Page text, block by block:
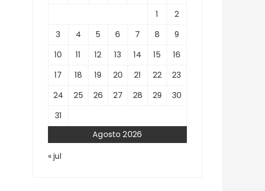
Agosto 2026
1
2
3
4 5 6 7 8
9
10
11 12 13 14 15
16
17
18 19 20 21 22
23
24
25 26 27 28 29
30
31
« jul